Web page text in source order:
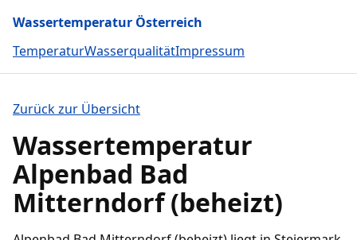
Wassertemperatur Österreich
TemperaturWasserqualitätImpressum
Zurück zur Übersicht
Wassertemperatur
Alpenbad Bad
Mitterndorf (beheizt)